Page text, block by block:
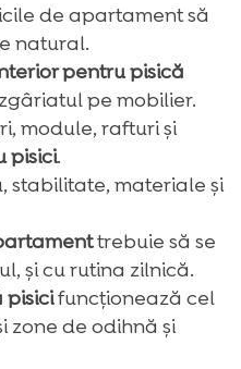
de apartament să
natural.
pentru pisică
pe mobilier.
module, rafturi și
pisici.
stabilitate, materiale și
trebuie să se
și cu rutina zilnică.
funcționează cel
zone de odihnă și